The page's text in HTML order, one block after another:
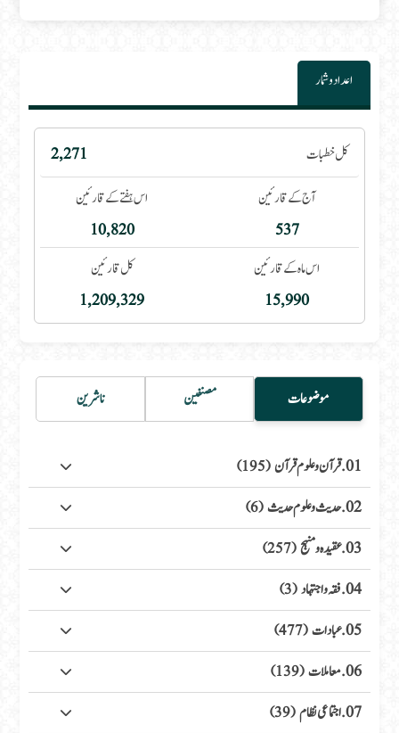
اعداد و شمار
کل خطبات
2,271
آج کے قارئین
537
اس ہفتے کے قارئین
10,820
اس ماہ کے قارئین
15,990
کل قارئین
1,209,329
موضوعات مصنفین ناشرین
01. قرآن وعلوم قرآن (195)
02. حدیث وعلوم حدیث (6)
03. عقیدہ ومنہج (257)
04. فقہ واجتہاد (3)
05. عبادات (477)
06. معاملات (139)
07. اجتماعی نظام (39)